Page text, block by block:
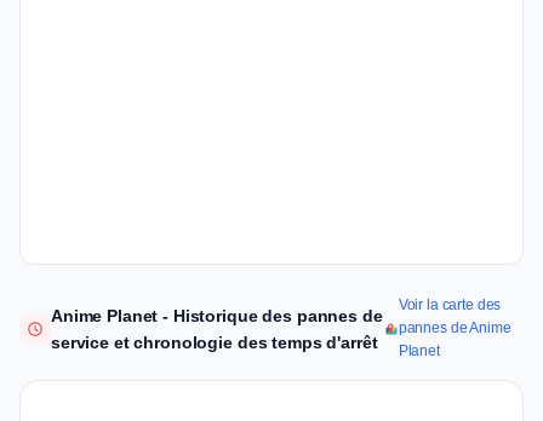
Anime Planet - Historique des pannes de
service et chronologie des temps d'arrêt
Voir la carte des
pannes de Anime
Planet